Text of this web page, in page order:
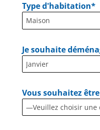
Type d'habitation*
Je souhaite
Vous souhaitez